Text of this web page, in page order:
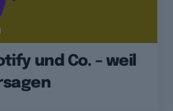
und Co. – weil